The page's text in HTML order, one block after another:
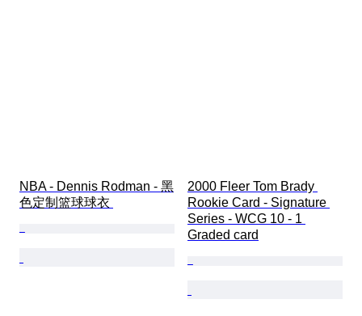
NBA - Dennis Rodman - 黑
色定制篮球球衣
2000 Fleer Tom Brady
Rookie Card - Signature
Series - WCG 10 - 1
Graded card